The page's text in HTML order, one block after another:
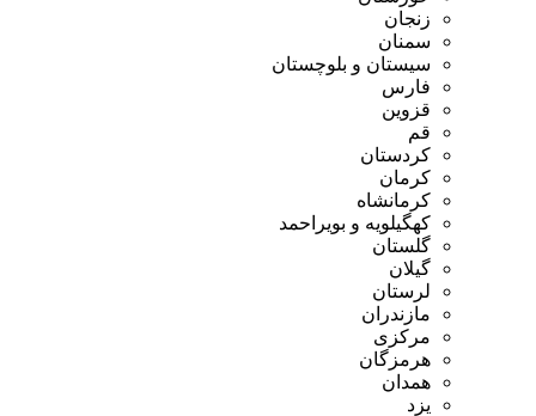
زنجان
سمنان
سیستان و بلوچستان
فارس
قزوین
قم
کردستان
کرمان
کرمانشاه
کهگیلویه و بویراحمد
گلستان
گیلان
لرستان
مازندران
مرکزی
هرمزگان
همدان
یزد